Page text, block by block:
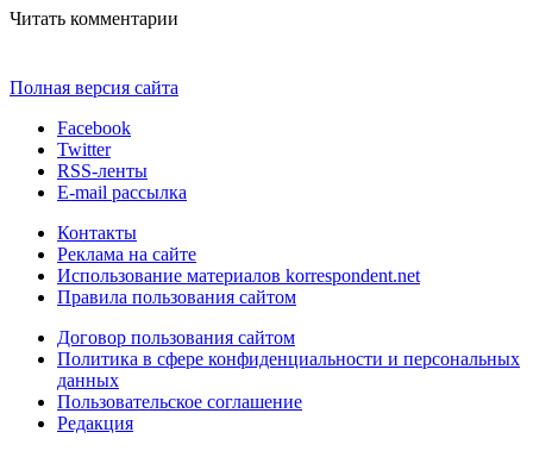
Читать комментарии
Полная версия сайта
Facebook
Twitter
RSS-ленты
E-mail рассылка
Контакты
Реклама на сайте
Использование материалов korrespondent.net
Правила пользования сайтом
Договор пользования сайтом
Политика в сфере конфиденциальности и персональных
данных
Пользовательское соглашение
Редакция